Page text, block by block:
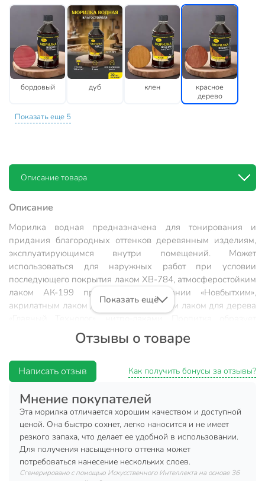
бордовый дуб клен
красное
дерево
Показать еще 5
Описание товара
Описание
Морилка водная предназначена для тонирования и
придания благородных оттенков деревянным изделиям,
эксплуатирующимся внутри помещений. Может
использоваться для наружных работ при условии
последующего покрытия лаком ХВ-784, атмосферостойким
лаком АК-199 производства компании «Новбытхим»,
акрилатным лаком для дерева и яхтным лаком для дерева
влагостойкое покрытие, устойчивое к истиранию.
Пропитывает и тонирует изделие, подчеркивая текстуру
древесины.
Состав: Водные полимеры, красители, вода.
Расход на 1 слой: 100 мл/м².
Время высыхания 1 слоя: 2 часа.
Время полного высыхания
: 4 часа.
Срок хранения: 36 месяцев.
Применение
Показать ещё
Отзывы о товаре
Написать отзыв Как получить бонусы за отзывы?
Мнение покупателей
Эта морилка отличается хорошим качеством и доступной
ценой. Она быстро сохнет, легко наносится и не имеет
резкого запаха, что делает ее удобной в использовании.
Для получения насыщенного оттенка может
потребоваться нанесение нескольких слоев.
Сгенерировано с помощью Искусственного Интеллекта на основе 36